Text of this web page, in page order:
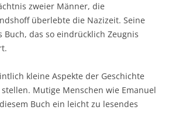
zweier Männer, die
überlebte die Nazizeit. Seine
das so eindrücklich Zeugnis
kleine Aspekte der Geschichte
Mutige Menschen wie Emanuel
Buch ein leicht zu lesendes